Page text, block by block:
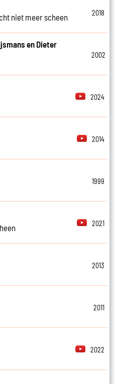
niet meer scheen
2018
en Dieter
2002
2024
2014
1999
2021
2013
2011
2022